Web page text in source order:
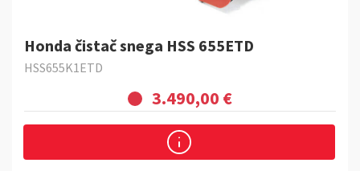
Honda čistač snega HSS 655ETD
HSS655K1ETD
3.490,00 €